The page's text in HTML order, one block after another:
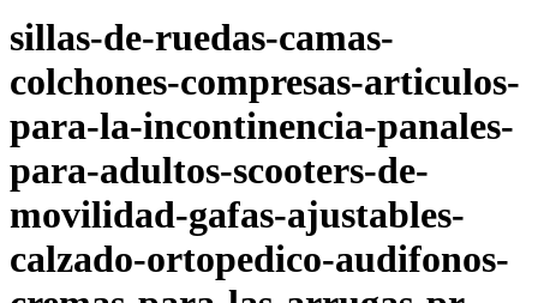
sillas-de-ruedas-camas-
colchones-compresas-articulos-
para-la-incontinencia-panales-
para-adultos-scooters-de-
movilidad-gafas-ajustables-
calzado-ortopedico-audifonos-